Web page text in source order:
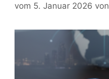
5. Januar 2026 von